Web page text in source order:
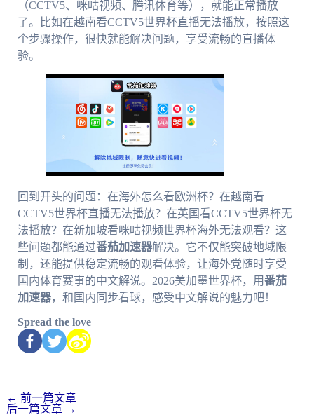
（CCTV5、咪咕视频、腾讯体育等），就能正常播放
了。比如在越南看CCTV5世界杯直播无法播放，按照这
个步骤操作，很快就能解决问题，享受流畅的直播体
验。
回到开头的问题：在海外怎么看欧洲杯？在越南看
CCTV5世界杯直播无法播放？在英国看CCTV5世界杯无
法播放？在新加坡看咪咕视频世界杯海外无法观看？这
些问题都能通过番茄加速器解决。它不仅能突破地域限
制，还能提供稳定流畅的观看体验，让海外党随时享受
国内体育赛事的中文解说。2026美加墨世界杯，用番茄
加速器，和国内同步看球，感受中文解说的魅力吧！
Spread the love
← 前一篇文章
后一篇文章 →